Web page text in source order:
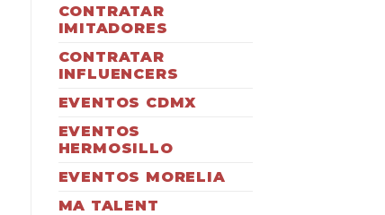
CONTRATAR
IMITADORES
CONTRATAR
INFLUENCERS
EVENTOS CDMX
EVENTOS
HERMOSILLO
EVENTOS MORELIA
MA TALENT